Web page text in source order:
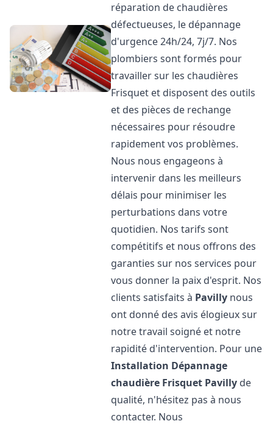
réparation de chaudières
défectueuses, le dépannage
d'urgence 24h/24, 7j/7. Nos
plombiers sont formés pour
travailler sur les chaudières
Frisquet et disposent des outils
et des pièces de rechange
nécessaires pour résoudre
rapidement vos problèmes.
Nous nous engageons à
intervenir dans les meilleurs
délais pour minimiser les
perturbations dans votre
quotidien. Nos tarifs sont
compétitifs et nous offrons des
garanties sur nos services pour
vous donner la paix d'esprit. Nos
clients satisfaits à Pavilly nous
ont donné des avis élogieux sur
notre travail soigné et notre
rapidité d'intervention. Pour une
Installation Dépannage
chaudière Frisquet Pavilly de
qualité, n'hésitez pas à nous
contacter. Nous